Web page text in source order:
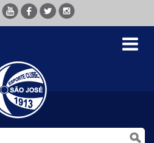
Toggle